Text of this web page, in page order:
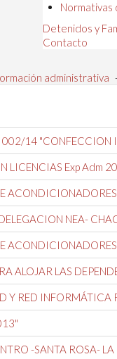
Normativas
Detenidos y
Contacto
administrativa
002/14
LICENCIAS Exp Adm
NEA-
ALOJAR LAS
Y RED INFORMÁTICA
-SANTA ROSA- LA